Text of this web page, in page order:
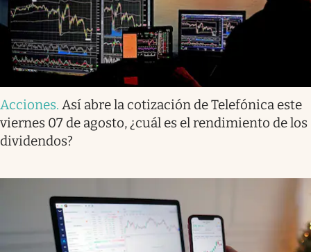
Acciones. Así abre la cotización de Telefónica este
viernes 07 de agosto, ¿cuál es el rendimiento de los
dividendos?